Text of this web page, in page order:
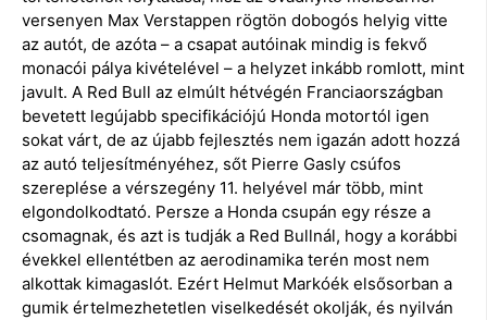
versenyen Max Verstappen rögtön dobogós helyig vitte
az autót, de azóta – a csapat autóinak mindig is fekvő
monacói pálya kivételével – a helyzet inkább romlott, mint
javult. A Red Bull az elmúlt hétvégén Franciaországban
bevetett legújabb specifikációjú Honda motortól igen
sokat várt, de az újabb fejlesztés nem igazán adott hozzá
az autó teljesítményéhez, sőt Pierre Gasly csúfos
szereplése a vérszegény 11. helyével már több, mint
elgondolkodtató. Persze a Honda csupán egy része a
csomagnak, és azt is tudják a Red Bullnál, hogy a korábbi
évekkel ellentétben az aerodinamika terén most nem
alkottak kimagaslót. Ezért Helmut Markóék elsősorban a
gumik értelmezhetetlen viselkedését okolják, és nyilván